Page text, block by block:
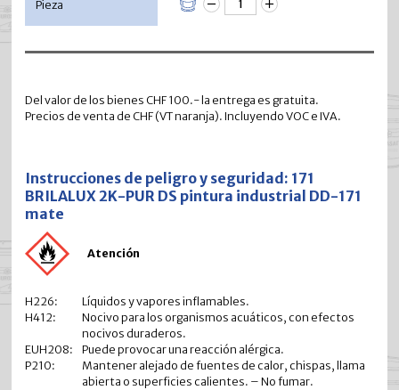
Del valor de los bienes CHF 100.- la entrega es gratuita.
Precios de venta de CHF (VT naranja). Incluyendo VOC e IVA.
Instrucciones de peligro y seguridad: 171
BRILALUX 2K-PUR DS pintura industrial DD-171
mate
Atención
H226:
Líquidos y vapores inflamables.
H412:
Nocivo para los organismos acuáticos, con efectos
nocivos duraderos.
EUH208:
Puede provocar una reacción alérgica.
P210:
Mantener alejado de fuentes de calor, chispas, llama
abierta o superficies calientes. – No fumar.